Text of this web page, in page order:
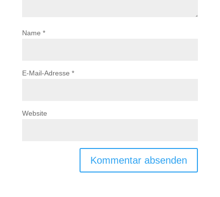
Name *
E-Mail-Adresse *
Website